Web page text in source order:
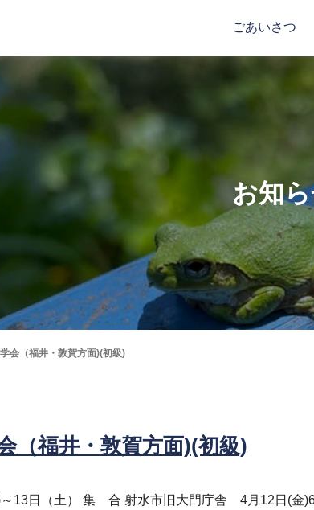
ごあいさつ
お知
会（福井・敦賀方面)(初級)
（福井・敦賀方面)(初級)
～13日（土） 集 合 射水市旧大門庁舎 4月12日(金